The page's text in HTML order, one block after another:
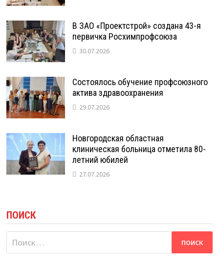
В ЗАО «Проектстрой» создана 43-я
первичка Росхимпрофсоюза
30.07.2026
Состоялось обучение профсоюзного
актива здравоохранения
29.07.2026
Новгородская областная
клиническая больница отметила 80-
летний юбилей
27.07.2026
ПОИСК
Найти: